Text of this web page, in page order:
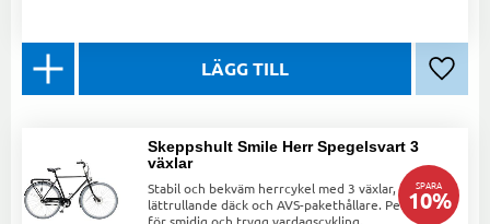
Lägg
Skeppshult Smile Herr Spegelsvart 3
växlar
Stabil och bekväm herrcykel med 3 växlar,
lättrullande däck och AVS-pakethållare. Perfekt
SPARA
10%